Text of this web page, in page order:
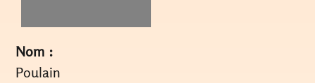
Nom :
Poulain